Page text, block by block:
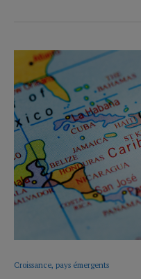
Croissance, pays émergents